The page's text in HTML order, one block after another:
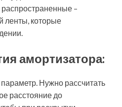
–
ленты, которые
амортизатора:
Нужно рассчитать
расстояние до